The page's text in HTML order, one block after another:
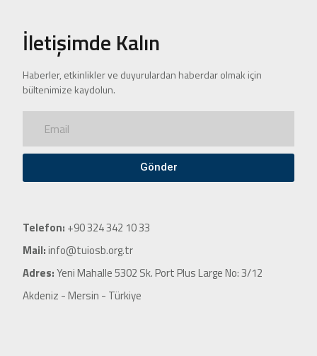
İletişimde Kalın
Haberler, etkinlikler ve duyurulardan haberdar olmak için
bültenimize kaydolun.
Gönder
Telefon: +90 324 342 10 33
Mail:info@tuiosb.org.tr
Adres:Yeni Mahalle 5302 Sk. Port Plus Large No: 3/12
Akdeniz - Mersin - Türkiye